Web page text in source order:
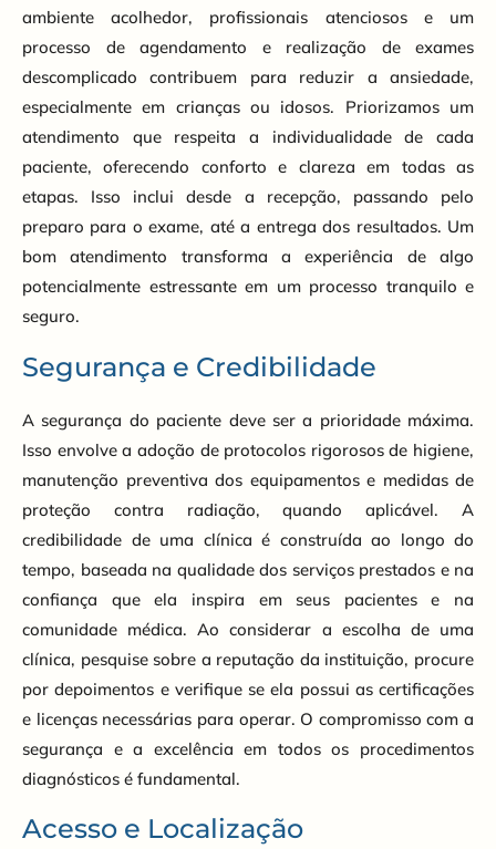
ambiente acolhedor, profissionais atenciosos e um
processo de agendamento e realização de exames
descomplicado contribuem para reduzir a ansiedade,
especialmente em crianças ou idosos. Priorizamos um
atendimento que respeita a individualidade de cada
paciente, oferecendo conforto e clareza em todas as
etapas. Isso inclui desde a recepção, passando pelo
preparo para o exame, até a entrega dos resultados. Um
bom atendimento transforma a experiência de algo
potencialmente estressante em um processo tranquilo e
seguro.
Segurança e Credibilidade
A segurança do paciente deve ser a prioridade máxima.
Isso envolve a adoção de protocolos rigorosos de higiene,
manutenção preventiva dos equipamentos e medidas de
proteção contra radiação, quando aplicável. A
credibilidade de uma clínica é construída ao longo do
tempo, baseada na qualidade dos serviços prestados e na
confiança que ela inspira em seus pacientes e na
comunidade médica. Ao considerar a escolha de uma
clínica, pesquise sobre a reputação da instituição, procure
por depoimentos e verifique se ela possui as certificações
e licenças necessárias para operar. O compromisso com a
segurança e a excelência em todos os procedimentos
diagnósticos é fundamental.
Acesso e Localização